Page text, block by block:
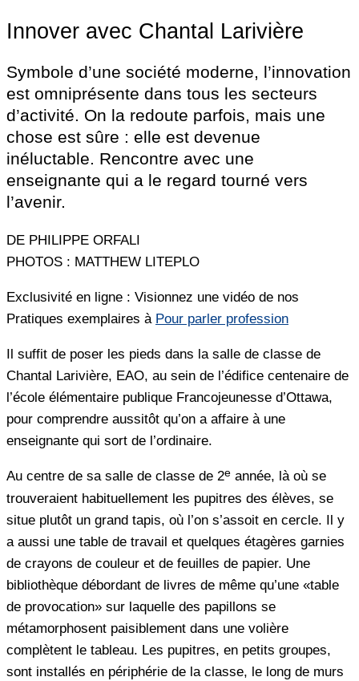
Innover avec Chantal Larivière
Symbole d’une société moderne, l’innovation
est omniprésente dans tous les secteurs
d’activité. On la redoute parfois, mais une
chose est sûre : elle est devenue
inéluctable. Rencontre avec une
enseignante qui a le regard tourné vers
l’avenir.
DE PHILIPPE ORFALI
PHOTOS : MATTHEW LITEPLO
Exclusivité en ligne : Visionnez une vidéo de nos
Pratiques exemplaires à Pour parler profession
Il suffit de poser les pieds dans la salle de classe de
Chantal Larivière, EAO, au sein de l’édifice centenaire de
l’école élémentaire publique Francojeunesse d’Ottawa,
pour comprendre aussitôt qu’on a affaire à une
enseignante qui sort de l’ordinaire.
Au centre de sa salle de classe de 2e année, là où se
trouveraient habituellement les pupitres des élèves, se
situe plutôt un grand tapis, où l’on s’assoit en cercle. Il y
a aussi une table de travail et quelques étagères garnies
de crayons de couleur et de feuilles de papier. Une
bibliothèque débordant de livres de même qu’une «table
de provocation» sur laquelle des papillons se
métamorphosent paisiblement dans une volière
complètent le tableau. Les pupitres, en petits groupes,
sont installés en périphérie de la classe, le long de murs